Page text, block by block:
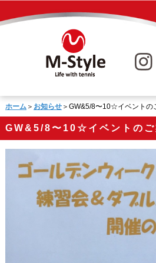
ホーム＞ お知らせ＞GW&5/8〜10☆イベント
GW&5/8〜10☆イベントの